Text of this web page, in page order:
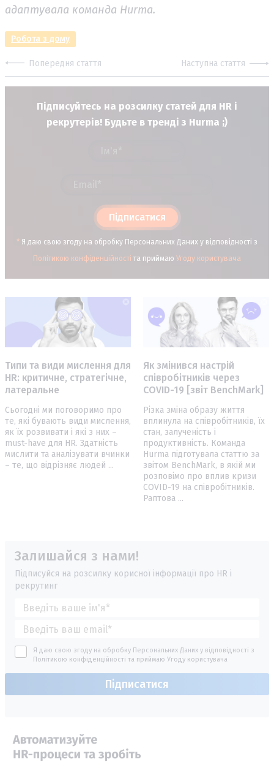
адаптувала команда Hurma.
Робота з дому
Попередня стаття Наступна стаття
Підписуйтесь на розсилку статей для HR і
рекрутерів! Будьте в тренді з Hurma ;)
Підписатися
* Я даю свою згоду на обробку Персональних Даних у відповідності з
Політикою конфіденційності та приймаю Угоду користувача
Типи та види мислення для
HR: критичне, стратегічне,
латеральне
Сьогодні ми поговоримо про
те, які бувають види мислення,
як їх розвивати і які з них –
must-have для HR. Здатність
мислити та аналізувати вчинки
– те, що відрізняє людей ...
Як змінився настрій
співробітників через
COVID-19 [звіт BenchMark]
Різка зміна образу життя
вплинула на співробітників, їх
стан, залученість і
продуктивність. Команда
Hurma підготувала статтю за
звітом BenchMark, в якій ми
розповімо про вплив кризи
COVID-19 на співробітників.
Раптова ...
Залишайся з нами!
Підписуйся на розсилку корисної інформації про HR і
рекрутинг
Я даю свою згоду на обробку Персональних Даних у відповідності з
Політикою конфіденційності та приймаю Угоду користувача